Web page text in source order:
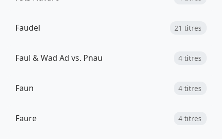
Faudel 21 titres
Faul & Wad Ad vs. Pnau 4 titres
Faun 4 titres
Faure 4 titres